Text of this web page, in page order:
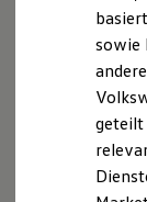
sowie
geteilt